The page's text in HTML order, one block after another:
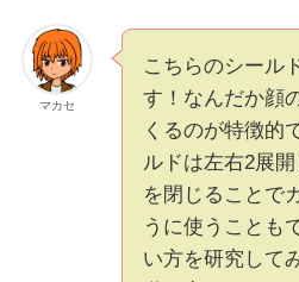
マカセ
こちらのシール
す！なんだか顔
くるのが特徴的
ルドは左右2展
を閉じることで
うに使うことも
い方を研究して